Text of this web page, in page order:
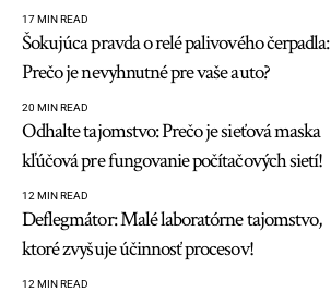
17 MIN READ
Šokujúca pravda o relé palivového čerpadla:
Prečo je nevyhnutné pre vaše auto?
20 MIN READ
Odhalte tajomstvo: Prečo je sieťová maska
kľúčová pre fungovanie počítačových sietí!
12 MIN READ
Deflegmátor: Malé laboratórne tajomstvo,
ktoré zvyšuje účinnosť procesov!
12 MIN READ